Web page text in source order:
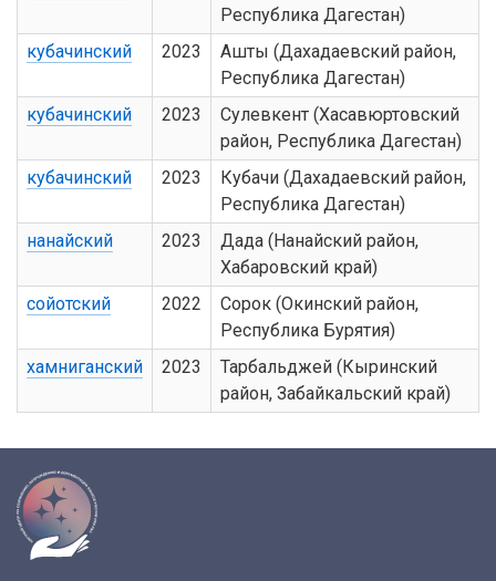
Республика Дагестан)
кубачинский
2023
Ашты (Дахадаевский район,
Республика Дагестан)
кубачинский
2023
Сулевкент (Хасавюртовский
район, Республика Дагестан)
кубачинский
2023
Кубачи (Дахадаевский район,
Республика Дагестан)
нанайский
2023
Дада (Нанайский район,
Хабаровский край)
сойотский
2022
Сорок (Окинский район,
Республика Бурятия)
хамниганский
2023
Тарбальджей (Кыринский
район, Забайкальский край)